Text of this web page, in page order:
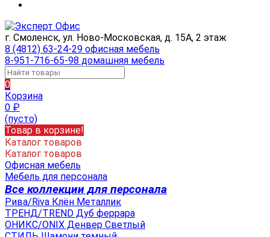
г. Смоленск, ул. Ново-Московская, д. 15А, 2 этаж
8 (4812) 63-24-29 офисная мебель
8-951-716-65-98 домашняя мебель
0
Корзина
0 ₽
(пусто)
Товар в корзине!
Каталог товаров
Каталог товаров
Офисная мебель
Мебель для персонала
Все коллекции для персонала
Рива/Riva Клён Металлик
ТРЕНД/TREND Дуб феррара
ОНИКС/ONIX Денвер Светлый